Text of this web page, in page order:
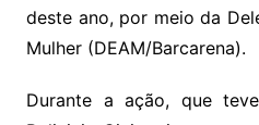
deste ano, por meio da
Mulher (DEAM/Barcarena).
Durante a ação, que